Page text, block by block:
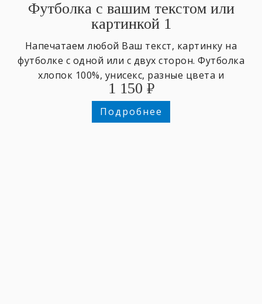
Футболка с вашим текстом или
картинкой 1
Напечатаем любой Ваш текст, картинку на
футболке с одной или с двух сторон. Футболка
хлопок 100%, унисекс, разные цвета и
размеры,
1 150 ₽
Подробнее